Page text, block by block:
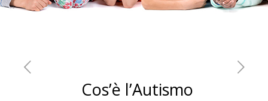
Cos’è l’Autismo